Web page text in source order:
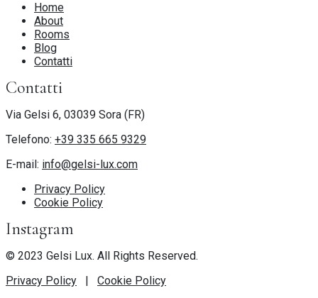
Home
About
Rooms
Blog
Contatti
Contatti
Via Gelsi 6, 03039 Sora (FR)
Telefono: +39 335 665 9329
E-mail: info@gelsi-lux.com
Privacy Policy
Cookie Policy
Instagram
© 2023 Gelsi Lux. All Rights Reserved.
Privacy Policy
Cookie Policy